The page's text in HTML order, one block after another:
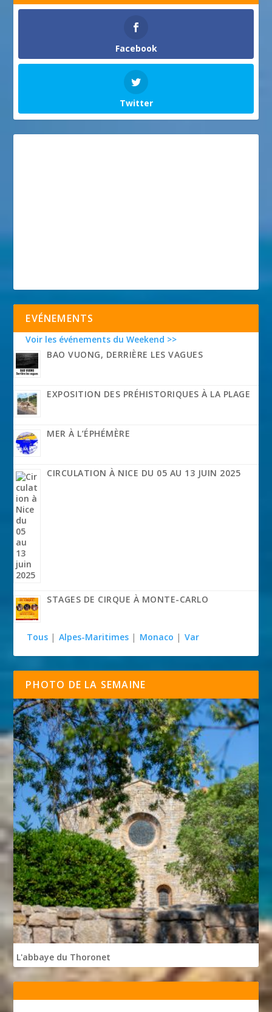
Facebook
Twitter
EVÉNEMENTS
Voir les événements du Weekend >>
BAO VUONG, DERRIÈRE LES VAGUES
EXPOSITION DES PRÉHISTORIQUES À LA PLAGE
MER À L’ÉPHÉMÈRE
CIRCULATION À NICE DU 05 AU 13 JUIN 2025
STAGES DE CIRQUE À MONTE-CARLO
Tous | Alpes-Maritimes | Monaco | Var
PHOTO DE LA SEMAINE
L'abbaye du Thoronet